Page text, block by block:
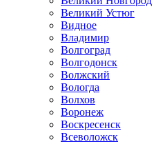
Великий Устюг
Видное
Владимир
Волгоград
Волгодонск
Волжский
Вологда
Волхов
Воронеж
Воскресенск
Всеволожск